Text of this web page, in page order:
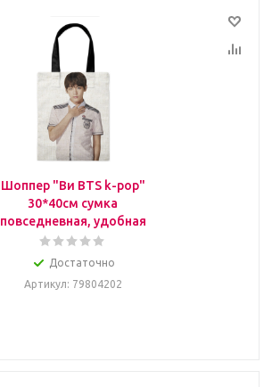
Шоппер "Ви BTS k-pop"
30*40см сумка
повседневная, удобная
Достаточно
Артикул: 79804202